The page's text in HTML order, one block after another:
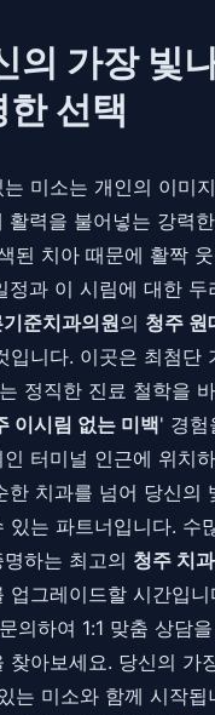
의 가장 빛
선택
미소는 개인의 이미
활력을 불어넣는 강력
된 치아 때문에 활짝
정과 이 시림에 대한 두
준치과의원의 청주 원
입니다. 이곳은 최첨단
정직한 진료 철학을
이시림 없는 미백' 경험
터미널 인근에 위치
한 치과를 넘어 당신의
있는 파트너입니다. 수
하는 최고의 청주 치
업그레이드할 시간입
의하여 1:1 맞춤 상담
찾아보세요. 당신의 가
는 미소와 함께 시작